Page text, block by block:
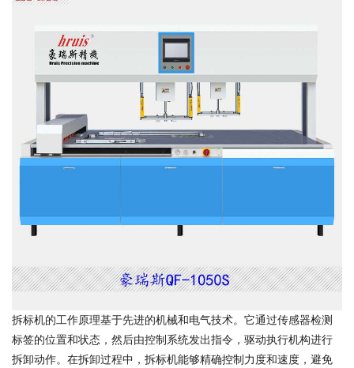
拆标机的工作原理基于先进的机械和电气技术。它通过传感器检测
标签的位置和状态，然后由控制系统发出指令，驱动执行机构进行
拆卸动作。在拆卸过程中，拆标机能够精确控制力度和速度，避免